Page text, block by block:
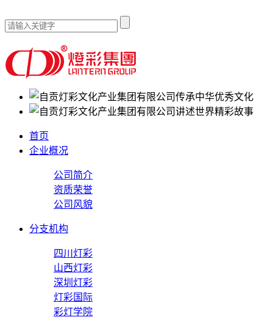
传承中华优秀文化
讲述世界精彩故事
首页
企业概况
公司简介
资质荣誉
公司风貌
分支机构
四川灯彩
山西灯彩
深圳灯彩
灯彩国际
彩灯学院